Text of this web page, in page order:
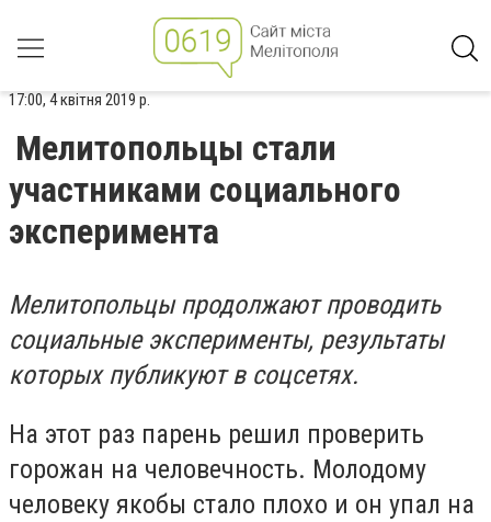
17:00, 4 квітня 2019 р.
Мелитопольцы стали
участниками социального
эксперимента
Мелитопольцы продолжают проводить
социальные эксперименты, результаты
которых публикуют в соцсетях.
На этот раз парень решил проверить
горожан на человечность. Молодому
человеку якобы стало плохо и он упал на